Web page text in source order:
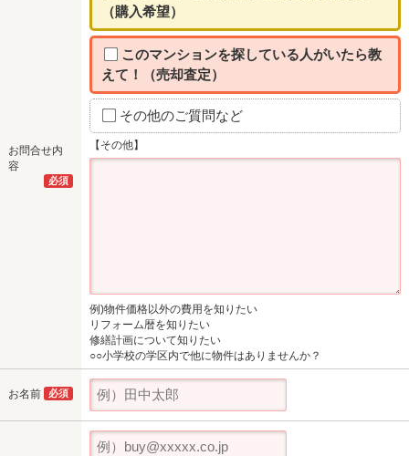
お問合せ内
容
必須
（購入希望）
このマンションを探している人がいたら教
えて！（売却査定）
その他のご質問など
【その他】
例)物件価格以外の費用を知りたい
リフォーム暦を知りたい
修繕計画について知りたい
○○小学校の学区内で他に物件はありませんか？
お名前 必須